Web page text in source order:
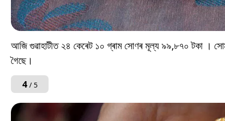
আজি গুৱাহাটীত ২৪ কেৰেট ১০ গ্ৰাম সোণৰ মূল্য ৯৯,৮৭০ টকা ।
গৈছে।
4/ 5